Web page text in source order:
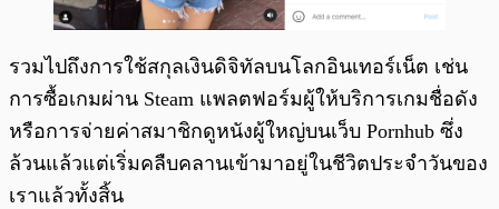
รวมไปถึงการใช้สกุลเงินดิจิทัลบนโลกอินเทอร์เน็ต เช่น
การซื้อเกมผ่าน Steam แพลตฟอร์มผู้ให้บริการเกมชื่อดัง
หรือการจ่ายค่าสมาชิกดูหนังผู้ใหญ่บนเว็บ Pornhub ซึ่ง
ล้วนแล้วแต่เริ่มคลืบคลานเข้ามาอยู่ในชีวิตประจำวันของ
เราแล้วทั้งสิ้น